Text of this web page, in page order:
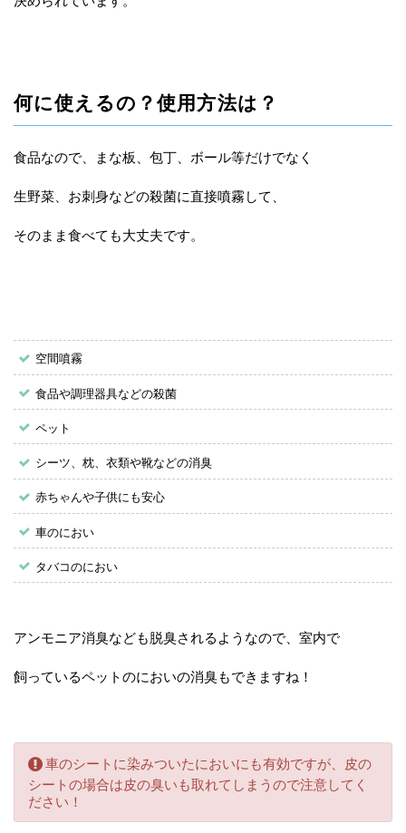
何に使えるの？使用方法は？
食品なので、まな板、包丁、ボール等だけでなく
生野菜、お刺身などの殺菌に直接噴霧して、
そのまま食べても大丈夫です。
空間噴霧
食品や調理器具などの殺菌
ペット
シーツ、枕、衣類や靴などの消臭
赤ちゃんや子供にも安心
車のにおい
タバコのにおい
アンモニア消臭なども脱臭されるようなので、室内で
飼っているペットのにおいの消臭もできますね！
車のシートに染みついたにおいにも有効ですが、皮の
シートの場合は皮の臭いも取れてしまうので注意してく
ださい！